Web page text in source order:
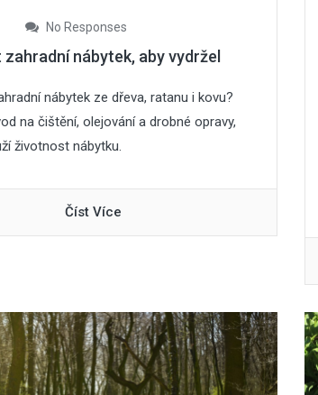
No Responses
nábytek, aby vydržel
nábytek ze dřeva, ratanu i kovu?
na čištění, olejování a drobné opravy,
životnost nábytku.
Číst Více